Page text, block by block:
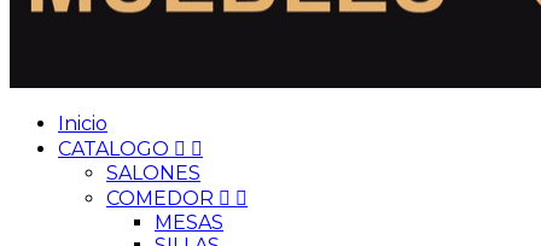
Inicio
CATALOGO  
SALONES
COMEDOR  
MESAS